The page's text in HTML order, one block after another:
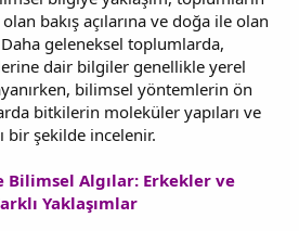
bakış açılarına ve doğa ile olan
geleneksel toplumlarda,
dair bilgiler genellikle yerel
bilimsel yöntemlerin ön
bitkilerin moleküler yapıları ve
bir şekilde incelenir.
Bilimsel Algılar: Erkekler ve
Yaklaşımlar